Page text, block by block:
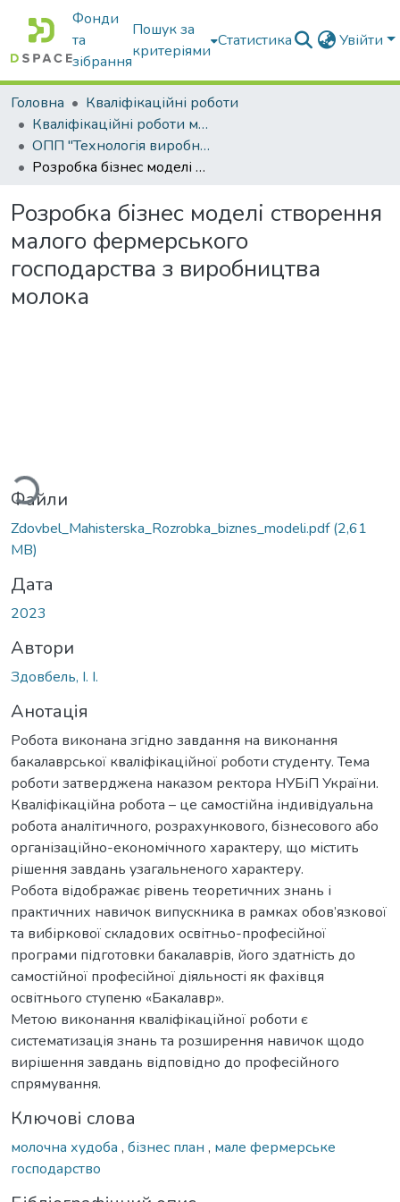
Фонди
та
зібрання
Пошук за
критеріями
Статистика Увійти
Головна
Кваліфікаційні роботи
Кваліфікаційні роботи магістрів
ОПП "Технологія виробництва і переробки продукції тваринництва"
Розробка бізнес моделі створення малого фермерського господарства з виробництва молока
Розробка бізнес моделі створення
малого фермерського
господарства з виробництва
молока
Файли
Zdovbel_Mahisterska_Rozrobka_biznes_modeli.pdf(2,61
MB)
Дата
2023
Автори
Здовбель, І. І.
Анотація
Робота виконана згідно завдання на виконання
бакалаврської кваліфікаційної роботи студенту. Тема
роботи затверджена наказом ректора НУБіП України.
Кваліфікаційна робота – це самостійна індивідуальна
робота аналітичного, розрахункового, бізнесового або
організаційно-економічного характеру, що містить
рішення завдань узагальненого характеру.
Робота відображає рівень теоретичних знань і
практичних навичок випускника в рамках обов’язкової
та вибіркової складових освітньо-професійної
програми підготовки бакалаврів, його здатність до
самостійної професійної діяльності як фахівця
освітнього ступеню «Бакалавр».
Метою виконання кваліфікаційної роботи є
систематизація знань та розширення навичок щодо
вирішення завдань відповідно до професійного
спрямування.
Ключові слова
молочна худоба , бізнес план , мале фермерське
господарство